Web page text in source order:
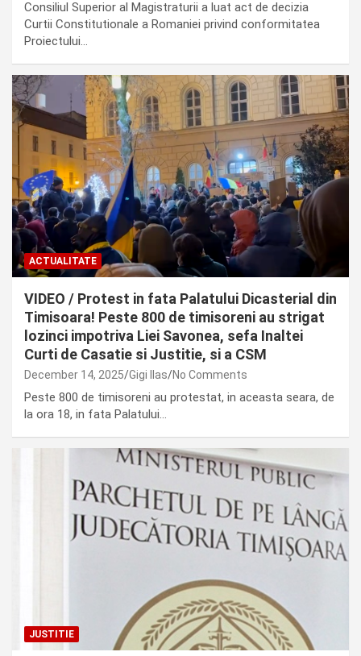
Consiliul Superior al Magistraturii a luat act de decizia
Curtii Constitutionale a Romaniei privind conformitatea
Proiectului…
ACTUALITATE
VIDEO / Protest in fata Palatului Dicasterial din
Timisoara! Peste 800 de timisoreni au strigat
lozinci impotriva Liei Savonea, sefa Inaltei
Curti de Casatie si Justitie, si a CSM
December 14, 2025 Gigi Ilas No Comments
Peste 800 de timisoreni au protestat, in aceasta seara, de
la ora 18, in fata Palatului…
JUSTITIE